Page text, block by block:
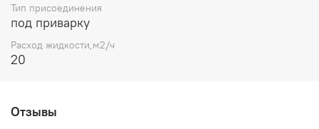
Тип присоединения
под приварку
Расход жидкости,м2/ч
20
Отзывы